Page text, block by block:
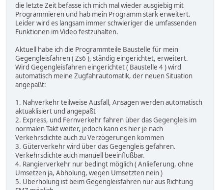
die letzte Zeit befasse ich mich mal wieder ausgiebig mit
Programmieren und hab mein Programm stark erweitert.
Leider wird es langsam immer schwieriger die umfassenden
Funktionen im Video festzuhalten.
Aktuell habe ich die Programmteile Baustelle für mein
Gegengleisfahren ( Zs6 ), ständig eingerichtet, erweitert.
Wird Gegengleisfahren eingerichtet ( Baustelle 4 ) wird
automatisch meine Zugfahrautomatik, der neuen Situation
angepaßt:
1. Nahverkehr teilweise Ausfall, Ansagen werden automatisch
aktuaklisiert und angepaßt
2. Express, und Fernverkehr fahren über das Gegengleis im
normalen Takt weiter, jedoch kann es hier je nach
Verkehrsdichte auch zu Verzögerungen kommen
3. Güterverkehr wird über das Gegengleis gefahren.
Verkehrsdichte auch manuell beeinflußbar.
4. Rangierverkehr nur bedingt möglich ( Anlieferung, ohne
Umsetzen ja, Abholung, wegen Umsetzten nein )
5. Überholung ist beim Gegengleisfahren nur aus Richtung